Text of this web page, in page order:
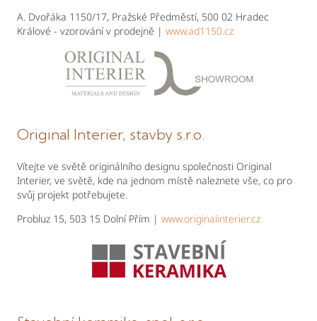
A. Dvořáka 1150/17, Pražské Předměstí, 500 02 Hradec
Králové - vzorování v prodejně | www.ad1150.cz
Original Interier, stavby s.r.o.
Vítejte ve světě originálního designu společnosti Original
Interier, ve světě, kde na jednom místě naleznete vše, co pro
svůj projekt potřebujete.
Probluz 15, 503 15 Dolní Přím | www.originalinterier.cz